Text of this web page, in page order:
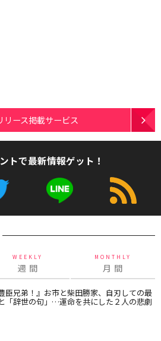
リース掲載サービス
トで最新情報ゲット！
WEEKLY
週 間
MONTHLY
月 間
豊臣兄弟！』お市と柴田勝家、自刃しての最
「辞世の句」…運命を共にした２人の悲劇